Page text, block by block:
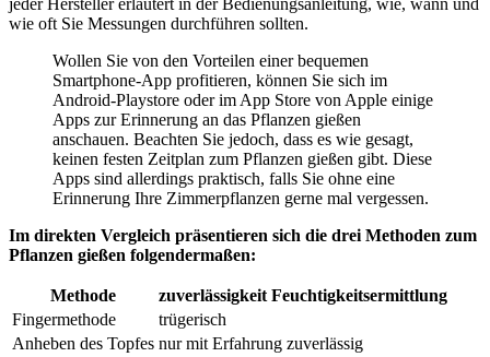
jeder Hersteller erläutert in der Bedienungsanleitung, wie, wann und
wie oft Sie Messungen durchführen sollten.
Wollen Sie von den Vorteilen einer bequemen
Smartphone-App profitieren, können Sie sich im
Android-Playstore oder im App Store von Apple einige
Apps zur Erinnerung an das Pflanzen gießen
anschauen. Beachten Sie jedoch, dass es wie gesagt,
keinen festen Zeitplan zum Pflanzen gießen gibt. Diese
Apps sind allerdings praktisch, falls Sie ohne eine
Erinnerung Ihre Zimmerpflanzen gerne mal vergessen.
Im direkten Vergleich präsentieren sich die drei Methoden zum
Pflanzen gießen folgendermaßen:
Methode
zuverlässigkeit Feuchtigkeitsermittlung
Fingermethode
trügerisch
Anheben des Topfes nur mit Erfahrung zuverlässig